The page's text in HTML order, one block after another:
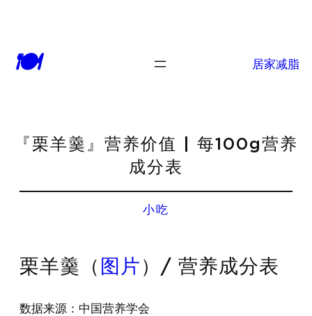
🍽 居家减脂
『栗羊羹』营养价值 | 每100g营养
成分表
小吃
栗羊羹（ 图片 ）/ 营养成分表
数据来源：中国营养学会